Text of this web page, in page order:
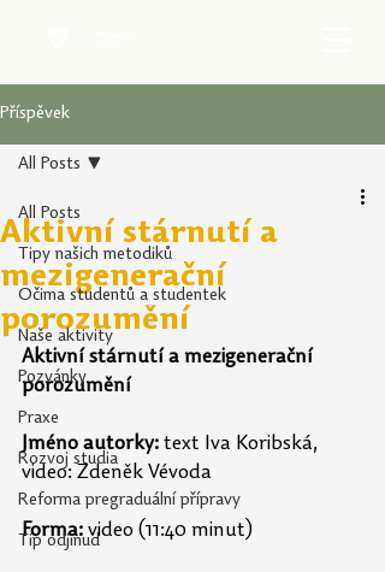
Příspěvek
All Posts
Tipy našich metodiků
Očima studentů a studentek
Naše aktivity
Pozvánky
Praxe
Rozvoj studia
Reforma pregraduální přípravy
Tip odjinud
All Posts
Aktivní stárnutí a
mezigenerační
porozumění
Aktivní stárnutí a mezigenerační
porozumění
Jméno autorky: text Iva Koribská,
video: Zdeněk Vévoda
Forma: video (11:40 minut)